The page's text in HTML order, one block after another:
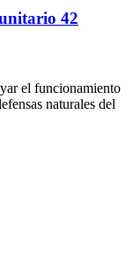
42
el funcionamiento
naturales del